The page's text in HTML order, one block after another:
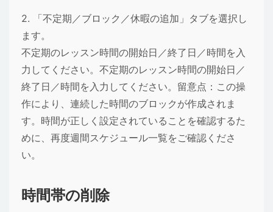
2. 「不定期／ブロック／休暇の追加」タブを選択し
ます。
不定期のレッスン時間の開始日／終了日／時間を入
力してください。不定期のレッスン時間の開始日／
終了日／時間を入力してください。留意点：この操
作により、連続した時間のブロックが作成されま
す。時間が正しく設定されていることを確認するた
めに、再度週間スケジュール一覧をご確認くださ
い。
時間帯の削除